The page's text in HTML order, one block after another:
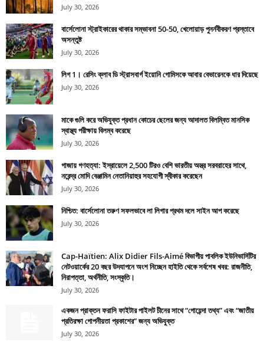
July 30, 2026
বার্সেলোনা স্ট্রাইকারের থাকার সম্ভাবনা 50-50, খেলোয়াড় পুনর্নবীকরণ প্রস্তাবে
অসন্তুষ্ট
July 30, 2026
লিগ 1। রেসিং ক্লাব ডি স্ট্রাসবার্গ ইয়োনি গোমিসকে আবার বেভারেনকে ধার দিয়েছে
July 30, 2026
মাকে গুলি করে অভিযুক্ত প্রধান কোচের ছেলের জন্য আদালত বিলম্বিত মানসিক
স্বাস্থ্য পরীক্ষায় বিলম্ব করেছে
July 30, 2026
গাজায় গণহত্যা: ইস্রায়েলে 2,500 টিরও বেশি ভারতীয় অস্ত্র সরবরাহের সাথে,
নরেন্দ্র মোদি বেঞ্জামিন নেতানিয়াহুর সহযোগী স্বীকার করেছেন
July 30, 2026
নিশ্চিত: বার্সেলোনা তরুণ সফলভাবে লা লিগার প্রথম দলে সাইন আপ করেছে
July 30, 2026
Cap-Haïtien: Alix Didier Fils-Aimé বিভাগীয় পাবলিক ইউনিভার্সিটির
নেটওয়ার্কের 20 বছর উদযাপনে অংশ নিচ্ছেন হাইতি থেকে সর্বশেষ খবর: রাজনীতি,
নিরাপত্তা, অর্থনীতি, সংস্কৃতি।
July 30, 2026
একজন প্রাক্তন ফরাসি ফাইটার পাইলট চীনের সাথে “গোয়েন্দা তথ্য” এবং “জাতীয়
প্রতিরক্ষা গোপনীয়তা প্রকাশের” জন্য অভিযুক্ত
July 30, 2026